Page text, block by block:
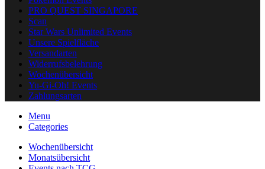
PRO QUEST SINGAPORE
Scan
Star Wars Unlimited Events
Unsere Spielfläche
Versandarten
Widerrufsbelehrung
Wochenübersicht
Yu-Gi-Oh! Events
Zahlungsarten
Menu
Categories
Wochenübersicht
Monatsübersicht